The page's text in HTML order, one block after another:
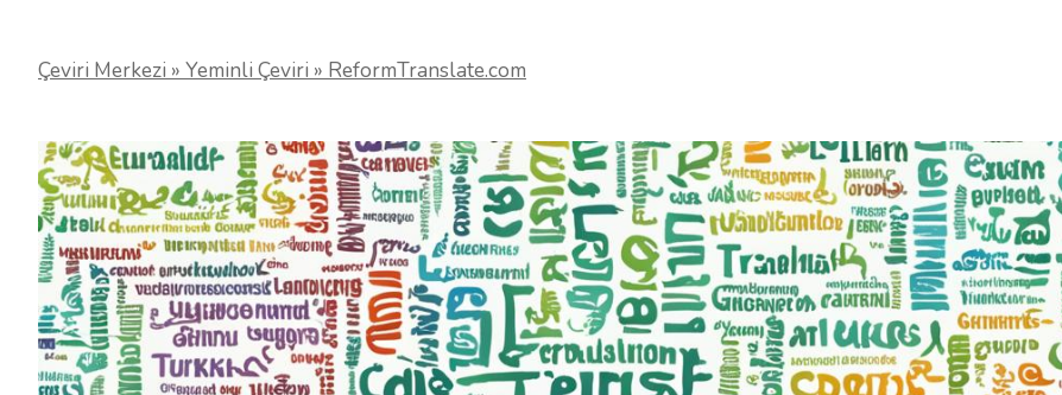
Çeviri Merkezi » Yeminli Çeviri » ReformTranslate.com